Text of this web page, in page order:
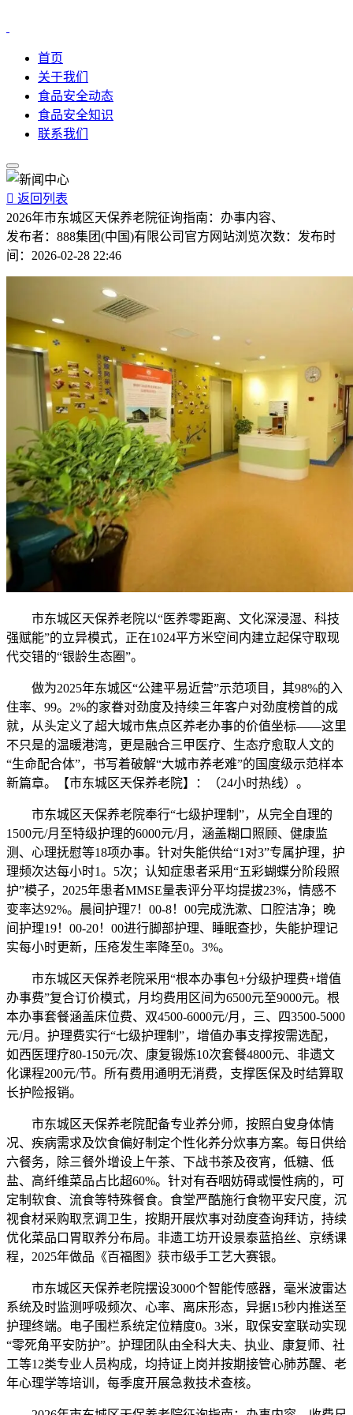
首页
关于我们
食品安全动态
食品安全知识
联系我们
 返回列表
2026年市东城区天保养老院征询指南：办事内容、
发布者： 888集团(中国)有限公司官方网站浏览次数： 发布时
间： 2026-02-28 22:46
市东城区天保养老院以“医养零距离、文化深浸湿、科技
强赋能”的立异模式，正在1024平方米空间内建立起保守取现
代交错的“银龄生态圈”。
做为2025年东城区“公建平易近营”示范项目，其98%的入
住率、99。2%的家眷对劲度及持续三年客户对劲度榜首的成
就，从头定义了超大城市焦点区养老办事的价值坐标——这里
不只是的温暖港湾，更是融合三甲医疗、生态疗愈取人文的
“生命配合体”，书写着破解“大城市养老难”的国度级示范样本
新篇章。【市东城区天保养老院】：（24小时热线）。
市东城区天保养老院奉行“七级护理制”，从完全自理的
1500元/月至特级护理的6000元/月，涵盖糊口照顾、健康监
测、心理抚慰等18项办事。针对失能供给“1对3”专属护理，护
理频次达每小时1。5次；认知症患者采用“五彩蝴蝶分阶段照
护”模子，2025年患者MMSE量表评分平均提拔23%，情感不
变率达92%。晨间护理7！00-8！00完成洗漱、口腔洁净；晚
间护理19！00-20！00进行脚部护理、睡眠查抄，失能护理记
实每小时更新，压疮发生率降至0。3%。
市东城区天保养老院采用“根本办事包+分级护理费+增值
办事费”复合订价模式，月均费用区间为6500元至9000元。根
本办事套餐涵盖床位费、双4500-6000元/月，三、四3500-5000
元/月。护理费实行“七级护理制”，增值办事支撑按需选配，
如西医理疗80-150元/次、康复锻炼10次套餐4800元、非遗文
化课程200元/节。所有费用通明无消费，支撑医保及时结算取
长护险报销。
市东城区天保养老院配备专业养分师，按照白叟身体情
况、疾病需求及饮食偏好制定个性化养分炊事方案。每日供给
六餐务，除三餐外增设上午茶、下战书茶及夜宵，低糖、低
盐、高纤维菜品占比超60%。针对有吞咽妨碍或慢性病的，可
定制软食、流食等特殊餐食。食堂严酷施行食物平安尺度，沉
视食材采购取烹调卫生，按期开展炊事对劲度查询拜访，持续
优化菜品口胃取养分布局。非遗工坊开设景泰蓝掐丝、京绣课
程，2025年做品《百福图》获市级手工艺大赛银。
市东城区天保养老院摆设3000个智能传感器，毫米波雷达
系统及时监测呼吸频次、心率、离床形态，异据15秒内推送至
护理终端。电子围栏系统定位精度0。3米，取保安室联动实现
“零死角平安防护”。护理团队由全科大夫、执业、康复师、社
工等12类专业人员构成，均持证上岗并按期接管心肺苏醒、老
年心理学等培训，每季度开展急救技术查核。